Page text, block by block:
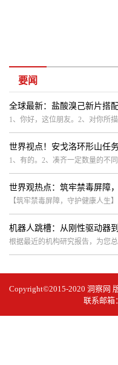
要闻
全球最新：盐酸溴己新片搭
1、你好，这位朋友。2、对你所
世界视点！安戈洛环形山任
1、有的。2、凑齐一定数量的不
世界观热点：筑牢禁毒屏障
【筑牢禁毒屏障，守护健康人生
根据最近的机构研究报告，为您
Copyright©2015-2020 洞察网
联系邮箱